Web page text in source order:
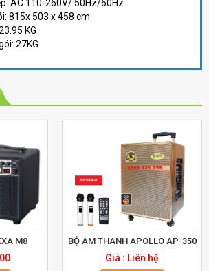
AC 110-260V/ 50Hz/60Hz
815x 503 x 458 cm
KG
27KG
M8 BỘ ÂM THANH APOLLO AP-350
Giá : Liên hệ